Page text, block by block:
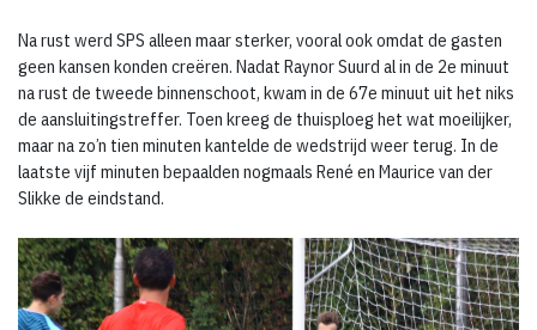
Na rust werd SPS alleen maar sterker, vooral ook omdat de gasten
geen kansen konden creëren. Nadat Raynor Suurd al in de 2e minuut
na rust de tweede binnenschoot, kwam in de 67e minuut uit het niks
de aansluitingstreffer. Toen kreeg de thuisploeg het wat moeilijker,
maar na zo’n tien minuten kantelde de wedstrijd weer terug. In de
laatste vijf minuten bepaalden nogmaals René en Maurice van der
Slikke de eindstand.